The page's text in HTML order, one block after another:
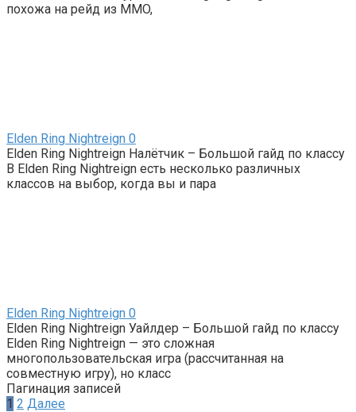
похожа на рейд из MMO,
Elden Ring Nightreign 0
Elden Ring Nightreign Налётчик – Большой гайд по классу
В Elden Ring Nightreign есть несколько различных
классов на выбор, когда вы и пара
Elden Ring Nightreign 0
Elden Ring Nightreign Уайлдер – Большой гайд по классу
Elden Ring Nightreign — это сложная
многопользовательская игра (рассчитанная на
совместную игру), но класс
Пагинация записей
1 2 Далее